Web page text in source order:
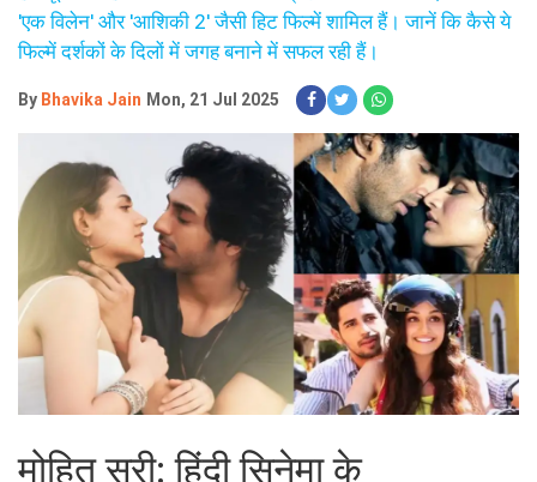
'एक विलेन' और 'आशिकी 2' जैसी हिट फिल्में शामिल हैं। जानें कि कैसे ये
फिल्में दर्शकों के दिलों में जगह बनाने में सफल रही हैं।
By Bhavika Jain Mon, 21 Jul 2025
मोहित सूरी: हिंदी सिनेमा के